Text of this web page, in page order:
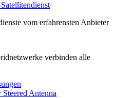
vom erfahrensten Anbieter
verbinden alle
Antenna